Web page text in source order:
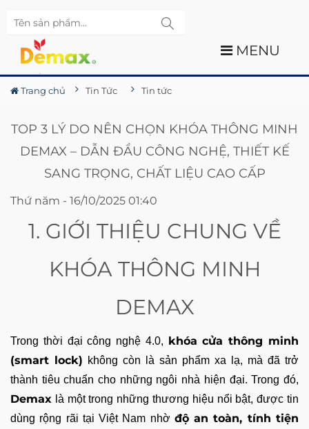
MENU
Trang chủ Tin Tức Tin tức
TOP 3 LÝ DO NÊN CHỌN KHÓA THÔNG MINH
DEMAX – DẪN ĐẦU CÔNG NGHỆ, THIẾT KẾ
SANG TRỌNG, CHẤT LIỆU CAO CẤP
Thứ năm - 16/10/2025 01:40
1. GIỚI THIỆU CHUNG VỀ
KHÓA THÔNG MINH
DEMAX
Trong thời đại công nghệ 4.0, khóa cửa thông minh
(smart lock) không còn là sản phẩm xa lạ, mà đã trở
thành tiêu chuẩn cho những ngôi nhà hiện đại. Trong đó,
Demax là một trong những thương hiệu nổi bật, được tin
dùng rộng rãi tại Việt Nam nhờ độ an toàn, tính tiện